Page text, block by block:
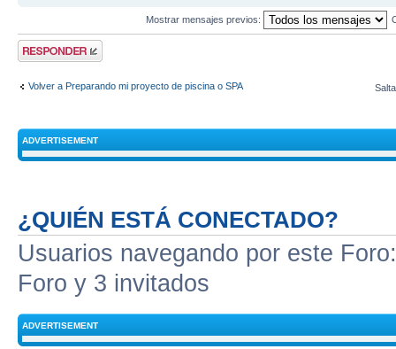
Mostrar mensajes previos:
Publicar una
respuesta
Volver a Preparando mi proyecto de piscina o SPA
ADVERTISEMENT
¿QUIÉN ESTÁ CONECTADO?
Usuarios navegando por este
Foro y 3 invitados
ADVERTISEMENT